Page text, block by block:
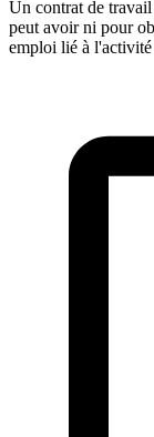
Un contrat de
peut avoir ni pour
emploi lié à l'activité